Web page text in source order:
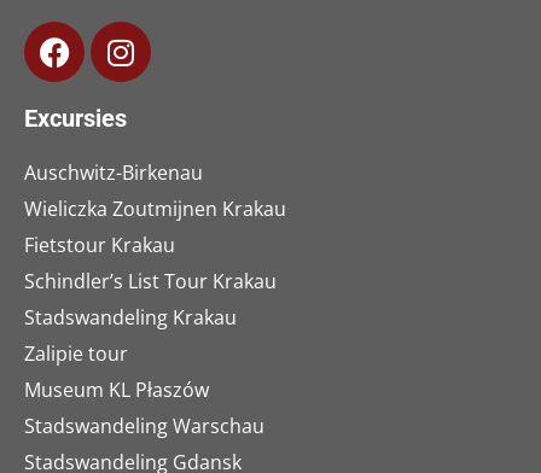
Excursies
Auschwitz-Birkenau
Wieliczka Zoutmijnen Krakau
Fietstour Krakau
Schindler’s List Tour Krakau
Stadswandeling Krakau
Zalipie tour
Museum KL Płaszów
Stadswandeling Warschau
Stadswandeling Gdansk